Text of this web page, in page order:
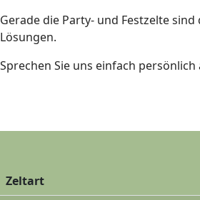
Gerade die Party- und Festzelte
Lösungen.
Sprechen Sie uns einfach
Zeltart